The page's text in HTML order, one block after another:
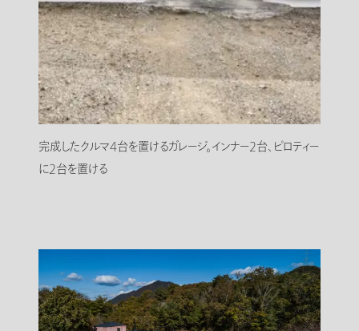
完成したクルマ4台を置けるガレージ。インナー2台、ピロティー
に2台を置ける